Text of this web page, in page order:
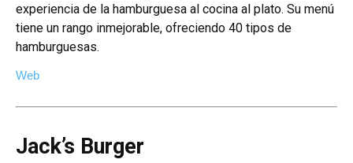
experiencia de la hamburguesa al cocina al plato. Su menú
tiene un rango inmejorable, ofreciendo 40 tipos de
hamburguesas.
Web
Jack’s Burger